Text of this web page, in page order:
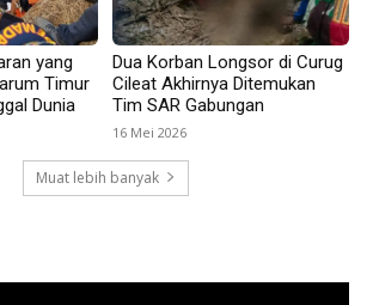
yang
Timur
Dunia
Dua Korban Longsor di Curug
Cileat Akhirnya Ditemukan
Tim SAR Gabungan
16 Mei 2026
Muat lebih banyak